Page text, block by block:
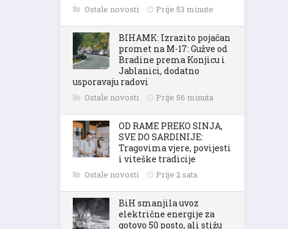
Ostale novosti Prije 53 minute
BIHAMK: Izrazito pojačan
promet na M-17: Gužve od
Bradine prema Konjicu i
Jablanici, dodatno
usporavaju radovi
Ostale novosti Prije 56 minuta
OD RAME PREKO SINJA,
SVE DO SARDINIJE:
Tragovima vjere, povijesti
i viteške tradicije
Ostale novosti Prije 2 sata
BiH smanjila uvoz
električne energije za
gotovo 50 posto, ali stižu